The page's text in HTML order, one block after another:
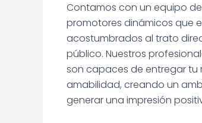
Contamos con un equipo de
promotores dinámicos que
acostumbrados al trato
público. Nuestros
son capaces de entregar tu
amabilidad, creando un
generar una impresión